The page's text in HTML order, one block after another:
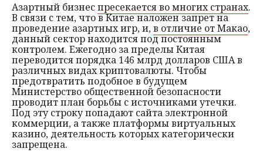
Мнения
Происшествия
Азартный бизнеспресекается во многих странах.
В связи с тем, что в Китае наложен запрет на
проведение азартных игр, и,в отличие от Макао,
данный сектор находится под постоянным
контролем. Ежегодно за пределы Китая
переводится порядка 146 млрд долларов США в
различных видах криптовалюты. Чтобы
предотвратить подобное в будущем
Министерство общественной безопасности
проводит план борьбы с источниками утечки.
Под эту строку попадают сайта электронной
коммерции, а также платформы виртуальных
казино, деятельность которых категорически
запрещена.